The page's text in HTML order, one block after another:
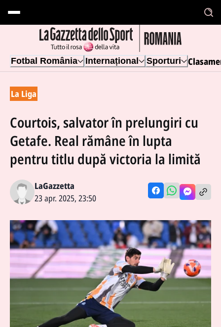
Fotbal România Internațional Sporturi
La Liga
Courtois, salvator în prelungiri cu
Getafe. Real rămâne în lupta
pentru titlu după victoria la limită
LaGazzetta
23 apr. 2025, 23:50